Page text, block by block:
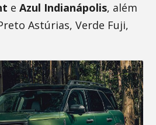
eAzul Indianápolis, além
Astúrias, Verde Fuji,